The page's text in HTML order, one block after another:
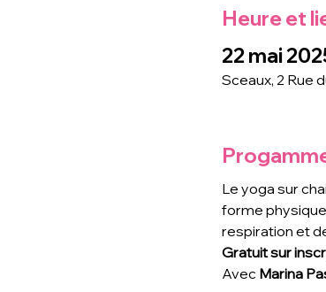
Heure et
22 mai
Sceaux, 2 Rue
Le yoga sur
forme
respiration et
Gratuit sur
Avec Marina